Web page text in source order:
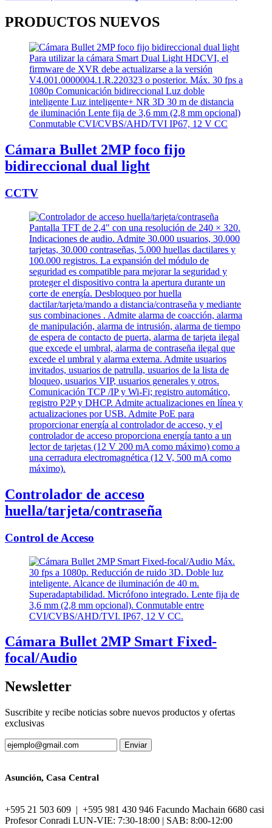
PRODUCTOS NUEVOS
Cámara Bullet 2MP foco fijo
bidireccional dual light
CCTV
Controlador de acceso
huella/tarjeta/contraseña
Control de Acceso
Cámara Bullet 2MP Smart Fixed-
focal/Audio
Newsletter
Suscribite y recibe noticias sobre nuevos productos y ofertas
exclusivas
Asunción, Casa Central
+595 21 503 609 | +595 981 430 946 Facundo Machain 6680 casi
Profesor Conradi LUN-VIE: 7:30-18:00 | SAB: 8:00-12:00